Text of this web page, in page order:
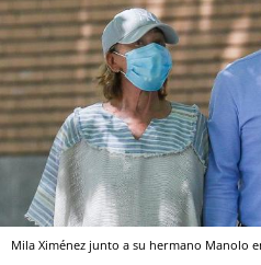
Mila Ximénez junto a su hermano Manolo